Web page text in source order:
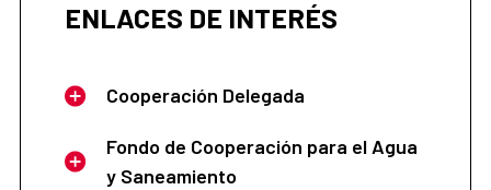
ENLACES DE INTERÉS
Cooperación Delegada
Fondo de Cooperación para el Agua
y Saneamiento